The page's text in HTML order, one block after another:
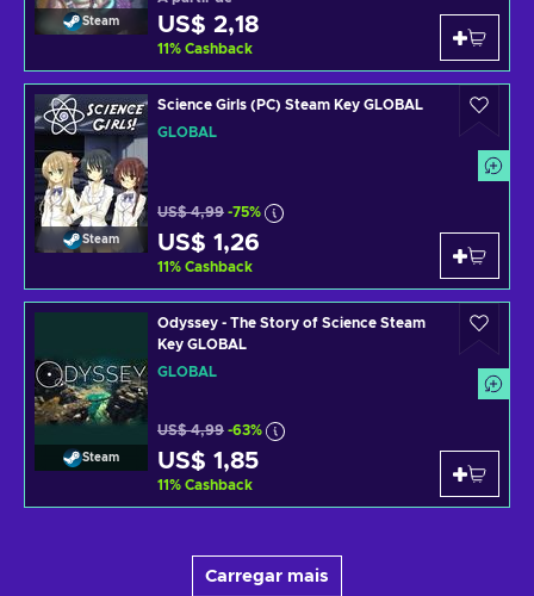
Steam US$ 2,18
11% Cashback
Steam
Science Girls (PC) Steam Key GLOBAL
GLOBAL
US$ 4,99 -75%
US$ 1,26
11% Cashback
Steam
Odyssey - The Story of Science Steam
Key GLOBAL
GLOBAL
US$ 4,99 -63%
US$ 1,85
11% Cashback
Carregar mais